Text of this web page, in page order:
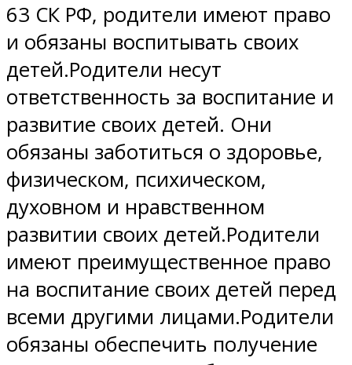
63 СК РФ, родители имеют право
и обязаны воспитывать своих
детей.Родители несут
ответственность за воспитание и
развитие своих детей. Они
обязаны заботиться о здоровье,
физическом, психическом,
духовном и нравственном
развитии своих детей.Родители
имеют преимущественное право
на воспитание своих детей перед
всеми другими лицами.Родители
обязаны обеспечить получение